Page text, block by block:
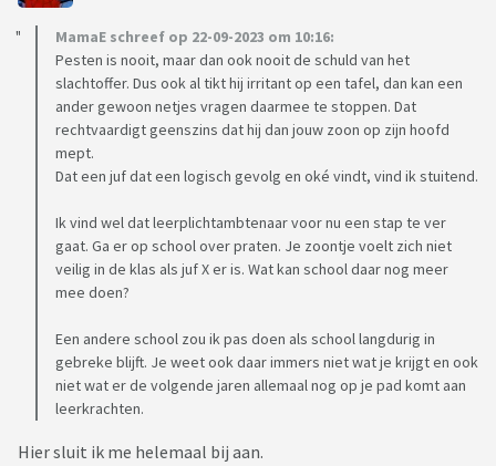
MamaE schreef op 22-09-2023 om 10:16:
Pesten is nooit, maar dan ook nooit de schuld van het
slachtoffer. Dus ook al tikt hij irritant op een tafel, dan kan een
ander gewoon netjes vragen daarmee te stoppen. Dat
rechtvaardigt geenszins dat hij dan jouw zoon op zijn hoofd
mept.
Dat een juf dat een logisch gevolg en oké vindt, vind ik stuitend.
Ik vind wel dat leerplichtambtenaar voor nu een stap te ver
gaat. Ga er op school over praten. Je zoontje voelt zich niet
veilig in de klas als juf X er is. Wat kan school daar nog meer
mee doen?
Een andere school zou ik pas doen als school langdurig in
gebreke blijft. Je weet ook daar immers niet wat je krijgt en ook
niet wat er de volgende jaren allemaal nog op je pad komt aan
leerkrachten.
Hier sluit ik me helemaal bij aan.